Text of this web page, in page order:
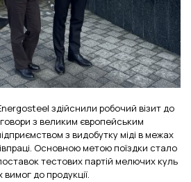
здійснили робочий візит до
з великим європейським
з видобутку міді в межах
Основною метою поїздки стало
тестових партій мелючих куль
до продукції.